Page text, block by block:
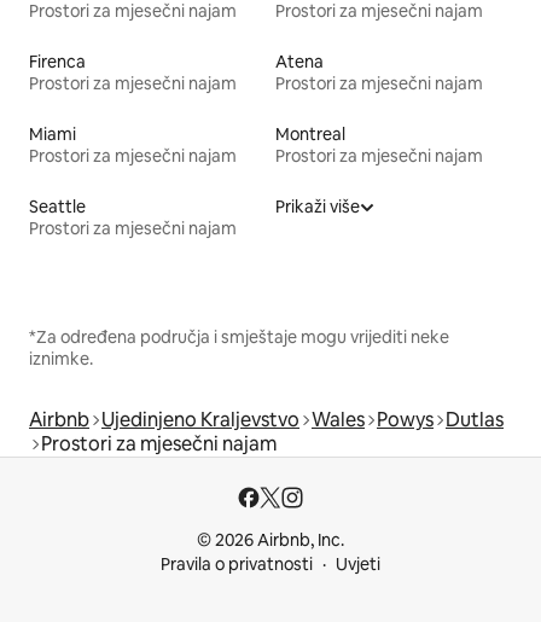
Prostori za mjesečni najam
Prostori za mjesečni najam
Firenca
Prostori za mjesečni najam
Atena
Prostori za mjesečni najam
Miami
Prostori za mjesečni najam
Montreal
Prostori za mjesečni najam
Seattle
Prostori za mjesečni najam
Prikaži više
*Za određena područja i smještaje mogu vrijediti neke
iznimke.
Airbnb Ujedinjeno Kraljevstvo Wales Powys Dutlas
Prostori za mjesečni najam
© 2026 Airbnb, Inc.
Pravila o privatnosti
Uvjeti